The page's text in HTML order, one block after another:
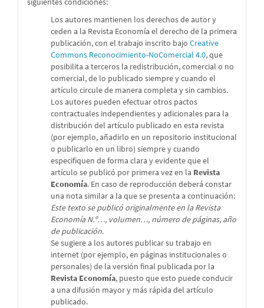
Los autores mantienen los derechos de autor y
ceden a la Revista Economía el derecho de la primera
publicación, con el trabajo inscrito bajo Creative
Commons Reconocimiento-NoComercial 4.0, que
posibilita a terceros la redistribución, comercial o no
comercial, de lo publicado siempre y cuando el
artículo circule de manera completa y sin cambios.
Los autores pueden efectuar otros pactos
contractuales independientes y adicionales para la
distribución del artículo publicado en esta revista
(por ejemplo, añadirlo en un repositorio institucional
o publicarlo en un libro) siempre y cuando
especifiquen de forma clara y evidente que el
artículo se publicó por primera vez en la Revista
Economía. En caso de reproducción deberá constar
una nota similar a la que se presenta a continuación:
Este texto se publicó originalmente en la Revista
Economía N.º…, volumen…, número de páginas, año
de publicación.
Se sugiere a los autores publicar su trabajo en
internet (por ejemplo, en páginas institucionales o
personales) de la versión final publicada por la
Revista Economía, puesto que esto puede conducir
a una difusión mayor y más rápida del artículo
publicado.